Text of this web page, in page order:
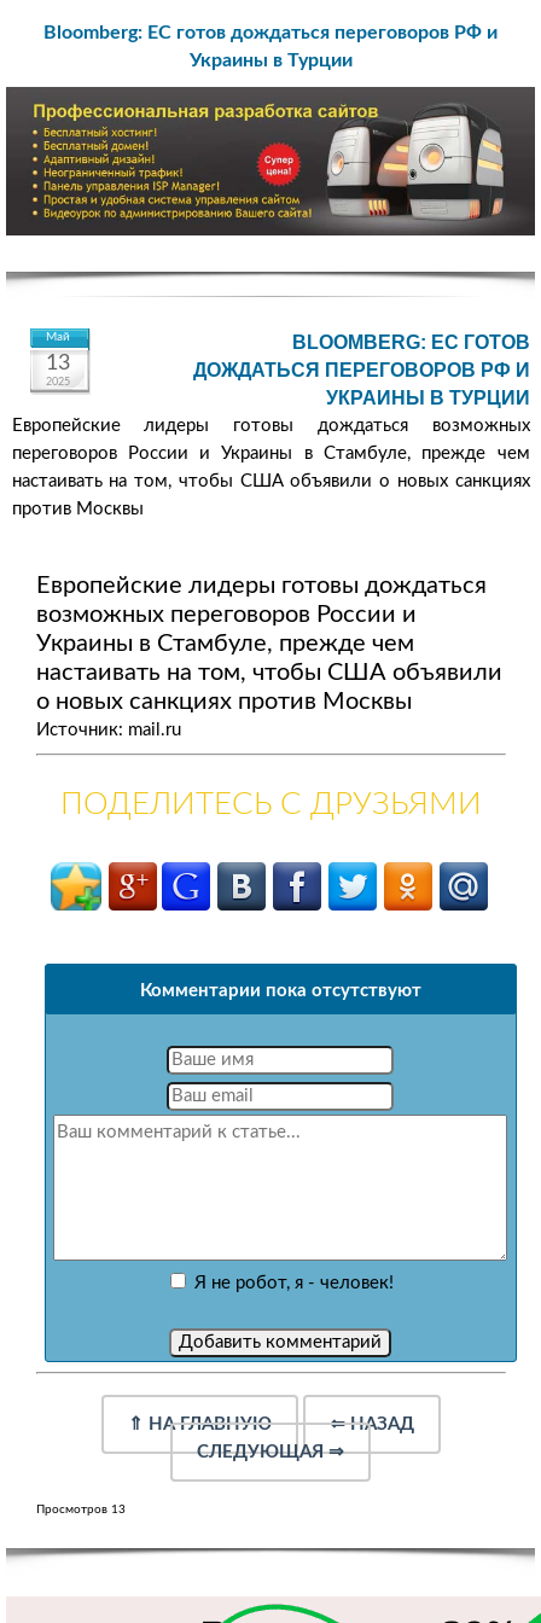
Bloomberg: ЕС готов дождаться переговоров РФ и
Украины в Турции
Май
13
2025
BLOOMBERG: ЕС ГОТОВ
ДОЖДАТЬСЯ ПЕРЕГОВОРОВ РФ И
УКРАИНЫ В ТУРЦИИ
Европейские лидеры готовы дождаться возможных
переговоров России и Украины в Стамбуле, прежде чем
настаивать на том, чтобы США объявили о новых санкциях
против Москвы
Европейские лидеры готовы дождаться
возможных переговоров России и
Украины в Стамбуле, прежде чем
настаивать на том, чтобы США объявили
о новых санкциях против Москвы
Источник: mail.ru
ПОДЕЛИТЕСЬ С ДРУЗЬЯМИ
Комментарии пока отсутствуют
Я не робот, я - человек!
⇑ НА ГЛАВНУЮ ⇐НАЗАД
СЛЕДУЮЩАЯ⇒
Просмотров 13